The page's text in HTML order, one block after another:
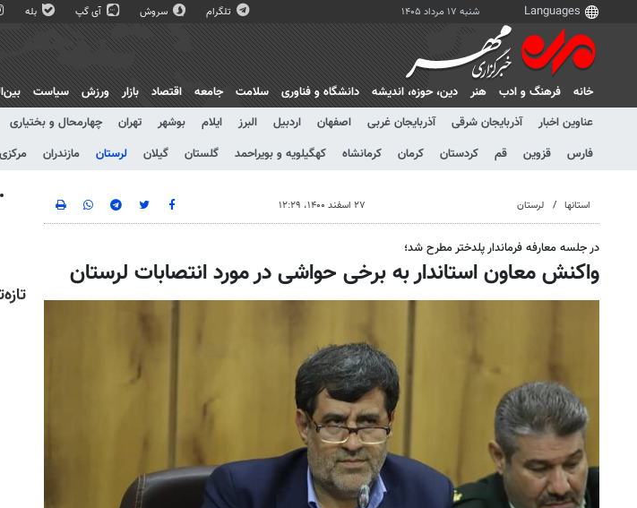
شنبه ۱۷ مرداد ۱۴۰۵ تلگرام سروش آی گپ بله
خانه فرهنگ و ادب هنر دين، حوزه، انديشه دانشگاه و فناوری سلامت جامعه اقتصاد بازار ورزش سیاست
عناوین اخبار
آذربایجان شرقی آذربایجان غربی اصفهان اردبیل البرز ایلام بوشهر تهران چهارمحال و بختیاری
فارس
قزوین قم کردستان کرمان کرمانشاه کهگیلویه و بویراحمد گلستان گیلان لرستان مازندران مرکزی
استانها لرستان ۲۷ اسفند ۱۴۰۰، ۱۲:۲۹
در جلسه معارفه فرماندار پلدختر مطرح شد؛
واکنش معاون استاندار به برخی حواشی در مورد انتصابات لرستان